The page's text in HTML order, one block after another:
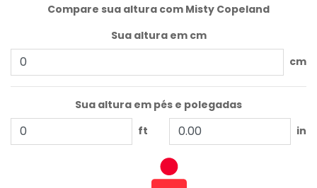
Compare sua altura com Misty Copeland
Sua altura em cm
cm
Sua altura em pés e polegadas
ft
in